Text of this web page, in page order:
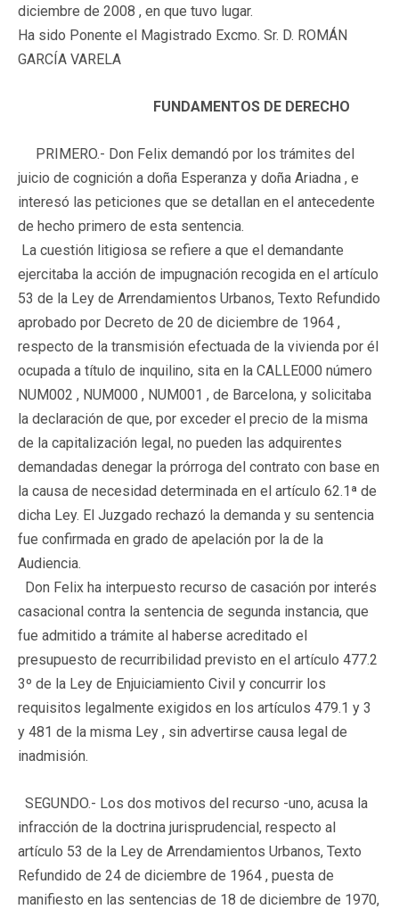
diciembre de 2008 , en que tuvo lugar.
Ha sido Ponente el Magistrado Excmo. Sr. D. ROMÁN
GARCÍA VARELA
FUNDAMENTOS DE DERECHO
PRIMERO.- Don Felix demandó por los trámites del
juicio de cognición a doña Esperanza y doña Ariadna , e
interesó las peticiones que se detallan en el antecedente
de hecho primero de esta sentencia.
La cuestión litigiosa se refiere a que el demandante
ejercitaba la acción de impugnación recogida en el artículo
53 de la Ley de Arrendamientos Urbanos, Texto Refundido
aprobado por Decreto de 20 de diciembre de 1964 ,
respecto de la transmisión efectuada de la vivienda por él
ocupada a título de inquilino, sita en la CALLE000 número
NUM002 , NUM000 , NUM001 , de Barcelona, y solicitaba
la declaración de que, por exceder el precio de la misma
de la capitalización legal, no pueden las adquirentes
demandadas denegar la prórroga del contrato con base en
la causa de necesidad determinada en el artículo 62.1ª de
dicha Ley. El Juzgado rechazó la demanda y su sentencia
fue confirmada en grado de apelación por la de la
Audiencia.
Don Felix ha interpuesto recurso de casación por interés
casacional contra la sentencia de segunda instancia, que
fue admitido a trámite al haberse acreditado el
presupuesto de recurribilidad previsto en el artículo 477.2
3º de la Ley de Enjuiciamiento Civil y concurrir los
requisitos legalmente exigidos en los artículos 479.1 y 3
y 481 de la misma Ley , sin advertirse causa legal de
inadmisión.
SEGUNDO.- Los dos motivos del recurso -uno, acusa la
infracción de la doctrina jurisprudencial, respecto al
artículo 53 de la Ley de Arrendamientos Urbanos, Texto
Refundido de 24 de diciembre de 1964 , puesta de
manifiesto en las sentencias de 18 de diciembre de 1970,